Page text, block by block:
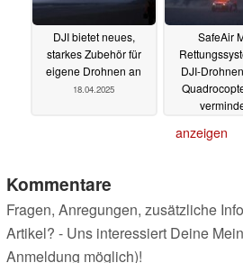
DJI bietet neues,
starkes Zubehör für
eigene Drohnen an
18.04.2025
SafeAir
DJI-
anzeigen
Kommentare
Fragen, Anregungen, zusätzliche
Artikel? - Uns interessiert Deine
Anmeldung möglich)!